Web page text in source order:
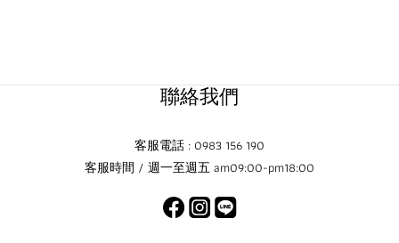
聯絡我們
客服電話 : 0983 156 190
客服時間 / 週一至週五 am09:00-pm18:00